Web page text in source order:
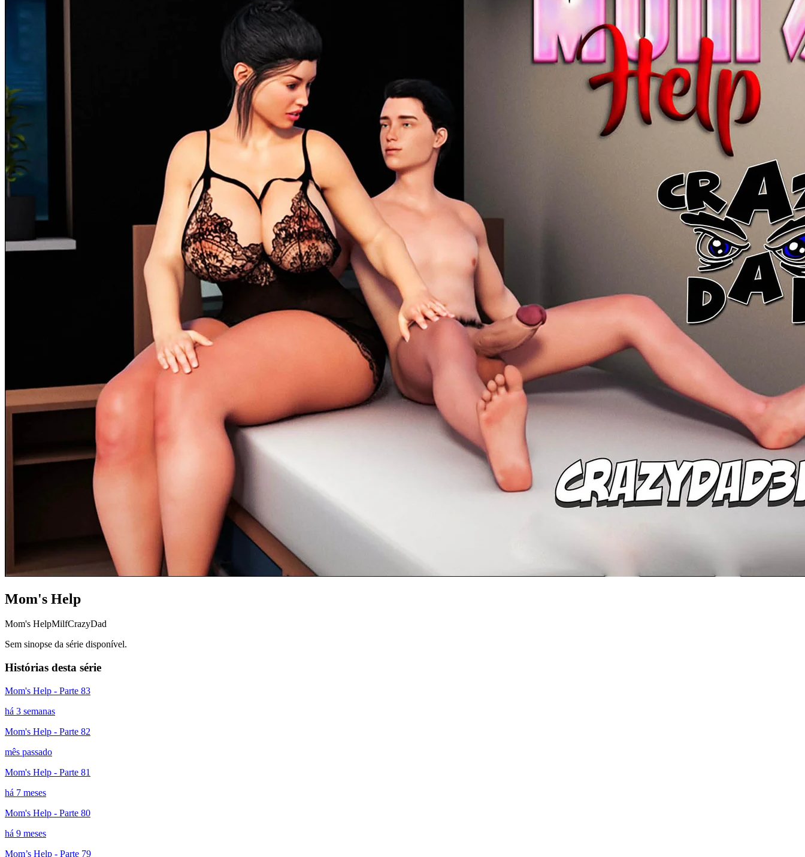
Mom's Help
Mom's HelpMilfCrazyDad
Sem sinopse da série disponível.
Histórias desta série
Mom's Help - Parte 83
há 3 semanas
Mom's Help - Parte 82
mês passado
Mom's Help - Parte 81
há 7 meses
Mom's Help - Parte 80
há 9 meses
Mom’s Help - Parte 79